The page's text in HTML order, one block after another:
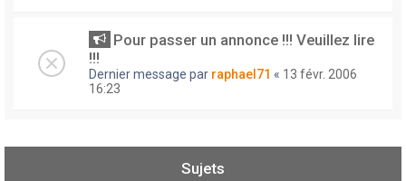
Pour passer un annonce !!! Veuillez lire
!!!
Dernier message par raphael71 « 13 févr. 2006
16:23
Sujets